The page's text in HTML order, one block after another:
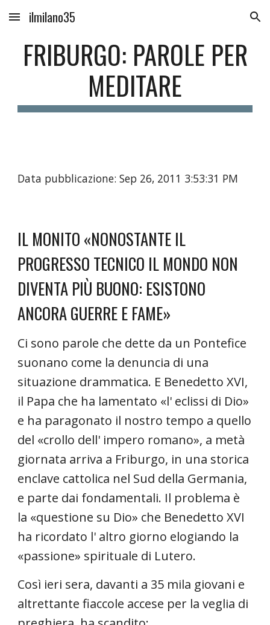
Skip to main content Skip to navigation
ilmilano35
FRIBURGO: PAROLE PER
MEDITARE
Data pubblicazione: Sep 26, 2011 3:53:31 PM
IL MONITO «NONOSTANTE IL
PROGRESSO TECNICO IL MONDO NON
DIVENTA PIÙ BUONO: ESISTONO
ANCORA GUERRE E FAME»
Ci sono parole che dette da un Pontefice
suonano come la denuncia di una
situazione drammatica. E Benedetto XVI,
il Papa che ha lamentato «l' eclissi di Dio»
e ha paragonato il nostro tempo a quello
del «crollo dell' impero romano», a metà
giornata arriva a Friburgo, in una storica
enclave cattolica nel Sud della Germania,
e parte dai fondamentali. Il problema è
la «questione su Dio» che Benedetto XVI
ha ricordato l' altro giorno elogiando la
«passione» spirituale di Lutero.
Così ieri sera, davanti a 35 mila giovani e
altrettante fiaccole accese per la veglia di